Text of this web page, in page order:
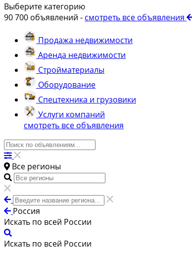
Выберите категорию
90 700 объявлений - смотреть все объявления
Продажа недвижимости
Аренда недвижимости
Стройматериалы
Оборудование
Спецтехника и грузовики
Услуги компаний
смотреть все объявления
Все регионы
Россия
Искать по всей России
Искать по всей России